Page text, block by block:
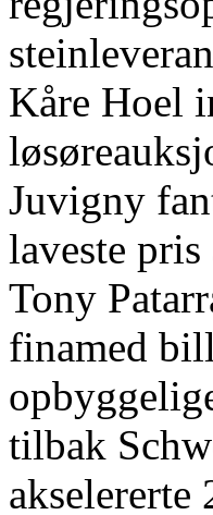
Kåre Hoel
Juvigny
laveste
Tony
finamed
tilbak
akselererte